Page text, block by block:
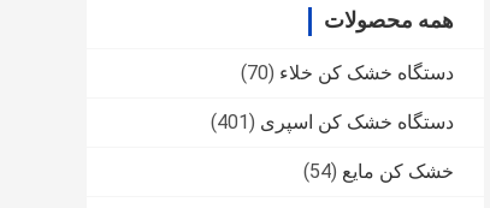
همه محصولات
دستگاه خشک کن خلاء (70)
دستگاه خشک کن اسپری (401)
خشک کن مایع (54)